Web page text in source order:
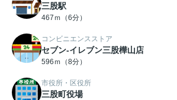
三股駅
467ｍ（6分）
コンビニエンスストア
セブン-イレブン三股樺山店
596ｍ（8分）
市役所・区役所
三股町役場